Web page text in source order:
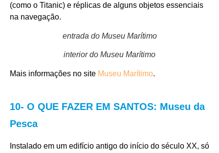
(como o Titanic) e réplicas de alguns objetos essenciais
na navegação.
entrada do Museu Marítimo
interior do Museu Marítimo
Mais informações no site Museu Marítimo.
10- O QUE FAZER EM SANTOS: Museu da
Pesca
Instalado em um edifício antigo do início do século XX, só